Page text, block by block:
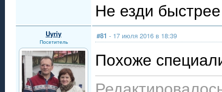
Не езди
Uyriy
Посетитель
#81 - 17 июля 2016 в 18:39
Похоже